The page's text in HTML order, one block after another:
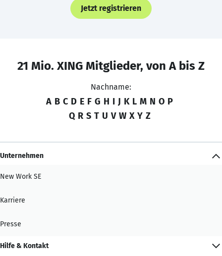
Jetzt registrieren
21 Mio. XING Mitglieder, von A bis Z
Nachname:
A B C D E F G H I J K L M N O P
Q R S T U V W X Y Z
Unternehmen
New Work SE
Karriere
Presse
Hilfe & Kontakt